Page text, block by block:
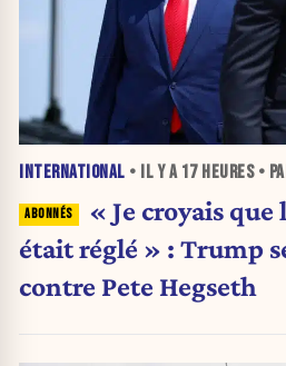
INTERNATIONAL • IL Y A 17 HEURES•
« Je croyais
était réglé » : Trump
contre Pete Hegseth